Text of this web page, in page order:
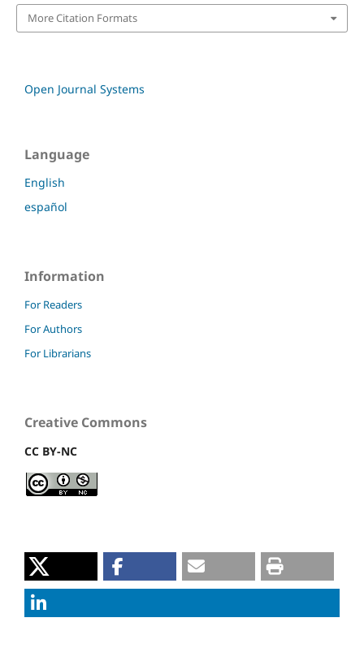
More Citation Formats
Open Journal Systems
Language
English
español
Information
For Readers
For Authors
For Librarians
Creative Commons
CC BY-NC